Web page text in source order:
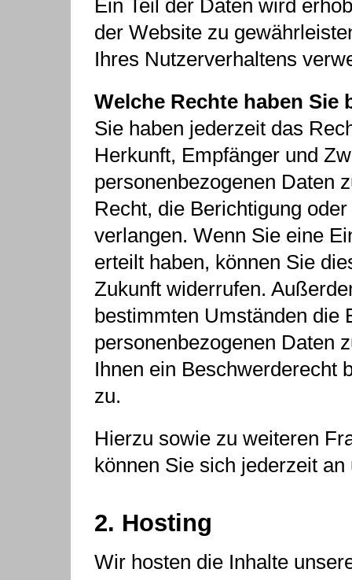
Ein Teil der Daten wird
der Website zu
Ihres Nutzerverhaltens
Welche Rechte haben Sie
Sie haben jederzeit das
Herkunft, Empfänger und
personenbezogenen Daten
Recht, die Berichtigung
verlangen. Wenn Sie eine
erteilt haben, können Sie
Zukunft widerrufen.
bestimmten Umständen die
personenbezogenen Daten
Ihnen ein Beschwerderecht
zu.
Hierzu sowie zu weiteren
können Sie sich jederzeit an
2. Hosting
Wir hosten die Inhalte